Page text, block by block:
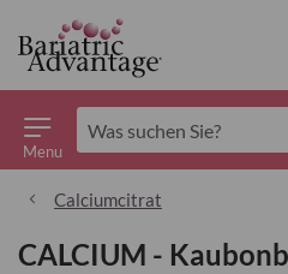
Menu
Calciumcitrat
CALCIUM -